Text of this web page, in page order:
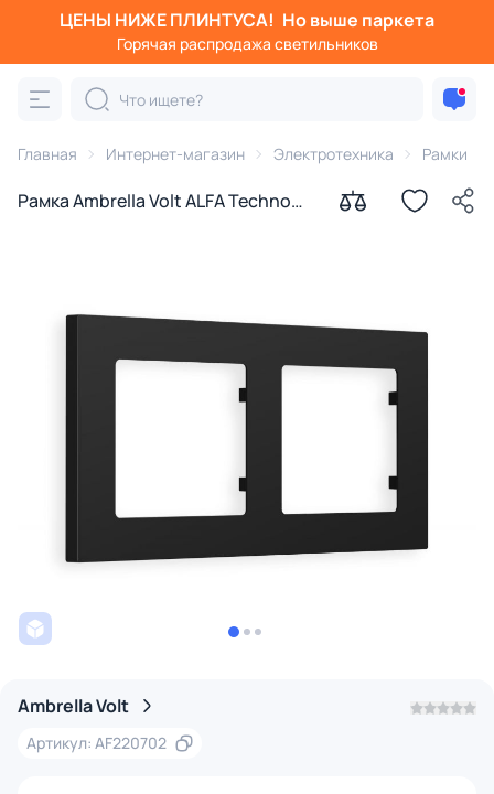
ЦЕНЫ НИЖЕ ПЛИНТУСА! Но выше паркета
Горячая распродажа светильников
Главная Интернет-магазин Электротехника Рамки
Рамка Ambrella Volt ALFA Techno
Ambrella Volt
Артикул: AF220702